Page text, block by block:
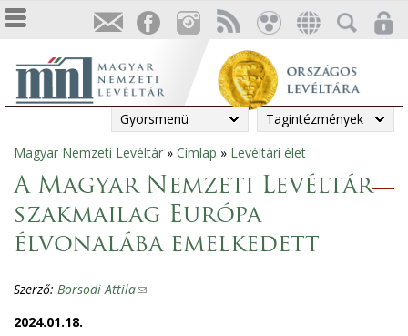
Gyorsmenü Tagintézmények
Jelenlegi
hely
Magyar Nemzeti Levéltár » Címlap » Levéltári élet
A Magyar Nemzeti Levéltár
szakmailag Európa
élvonalába emelkedett
Szerző: Borsodi Attila(
2024.01.18.